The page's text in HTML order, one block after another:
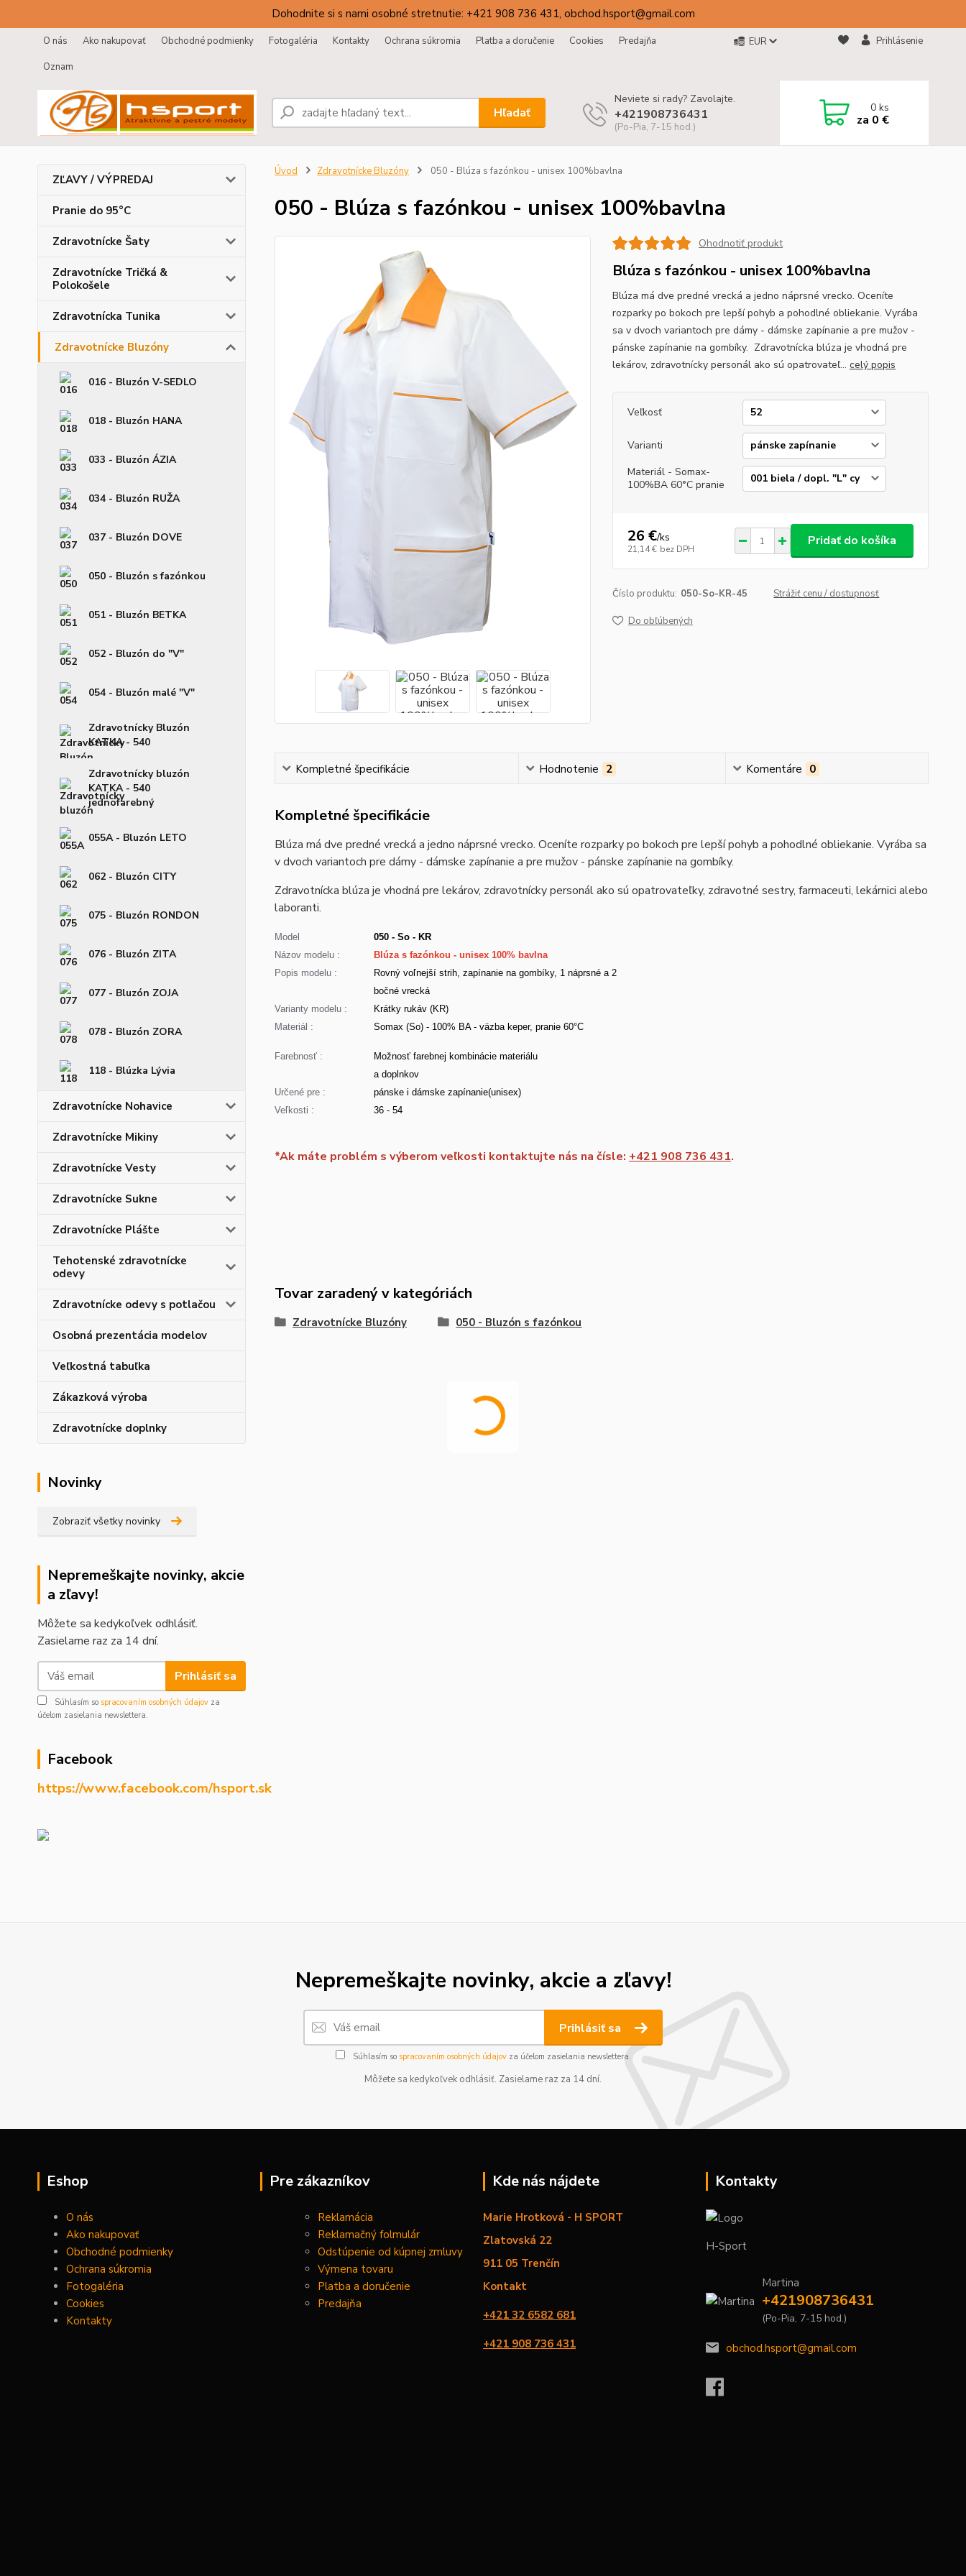
Dohodnite si s nami osobné stretnutie: +421 908 736 431, obchod.hsport@gmail.com
O nás Ako nakupovať Obchodné podmienky Fotogaléria Kontakty Ochrana súkromia Platba a doručenie Cookies
Predajňa
Oznam
EUR Prihlásenie
Hľadať
Neviete si rady? Zavolajte.
+421908736431
(Po-Pia, 7-15 hod.)
0ks
za 0 €
ZĽAVY / VÝPREDAJ
Pranie do 95°C
Zdravotnícke Šaty
Zdravotnícke Tričká &
Polokošele
Zdravotnícka Tunika
Zdravotnícke Bluzóny
016 - Bluzón V-SEDLO
018 - Bluzón HANA
033 - Bluzón ÁZIA
034 - Bluzón RUŽA
037 - Bluzón DOVE
050 - Bluzón s fazónkou
051 - Bluzón BETKA
052 - Bluzón do "V"
054 - Bluzón malé "V"
Zdravotnícky Bluzón
KATKA - 540
Zdravotnícky bluzón
KATKA - 540
jednofarebný
055A - Bluzón LETO
062 - Bluzón CITY
075 - Bluzón RONDON
076 - Bluzón ZITA
077 - Bluzón ZOJA
078 - Bluzón ZORA
118 - Blúzka Lývia
Zdravotnícke Nohavice
Zdravotnícke Mikiny
Zdravotnícke Vesty
Zdravotnícke Sukne
Zdravotnícke Plášte
Tehotenské zdravotnícke
odevy
Zdravotnícke odevy s potlačou
Osobná prezentácia modelov
Veľkostná tabuľka
Zákazková výroba
Zdravotnícke doplnky
Novinky
Zobraziť všetky novinky
Nepremeškajte novinky, akcie
a zľavy!
Môžete sa kedykoľvek odhlásiť.
Zasielame raz za 14 dní.
Prihlásiť sa
Súhlasím so spracovaním osobných údajov za
účelom zasielania newslettera.
Facebook
https://www.facebook.com/hsport.sk
Úvod Zdravotnícke Bluzóny 050 - Blúza s fazónkou - unisex 100%bavlna
050 - Blúza s fazónkou - unisex 100%bavlna
Ohodnotiť produkt
Blúza s fazónkou - unisex 100%bavlna
Blúza má dve predné vrecká a jedno náprsné vrecko. Oceníte
rozparky po bokoch pre lepší pohyb a pohodlné obliekanie. Vyrába
sa v dvoch variantoch pre dámy - dámske zapínanie a pre mužov -
pánske zapínanie na gombíky. Zdravotnícka blúza je vhodná pre
lekárov, zdravotnícky personál ako sú opatrovateľ... celý popis
Veľkosť
Varianti
Materiál - Somax-
100%BA 60°C pranie
26 €/ks
21,14 € bez DPH
Pridať do košíka
Číslo produktu: 050-So-KR-45 Strážiť cenu / dostupnosť
Do obľúbených
Kompletné špecifikácie Hodnotenie 2 Komentáre 0
Kompletné špecifikácie
Blúza má dve predné vrecká a jedno náprsné vrecko. Oceníte rozparky po bokoch pre lepší pohyb a pohodlné obliekanie. Vyrába sa
v dvoch variantoch pre dámy - dámske zapínanie a pre mužov - pánske zapínanie na gombíky.
Zdravotnícka blúza je vhodná pre lekárov, zdravotnícky personál ako sú opatrovateľky, zdravotné sestry, farmaceuti, lekárnici alebo
laboranti.
Model
050 - So - KR
Názov modelu :
Blúza s fazónkou - unisex 100% bavlna
Popis modelu :
Rovný voľnejší strih, zapínanie na gombíky, 1 náprsné a 2
bočné vrecká
Varianty modelu :
Krátky rukáv (KR)
Materiál :
Somax (So) - 100% BA - väzba keper, pranie 60°C
Farebnosť :
Možnosť farebnej kombinácie materiálu
a doplnkov
Určené pre :
pánske i dámske zapínanie(unisex)
Veľkosti :
36 - 54
*Ak máte problém s výberom veľkosti kontaktujte nás na čísle: +421 908 736 431.
Tovar zaradený v kategóriách
Zdravotnícke Bluzóny 050 - Bluzón s fazónkou
Nepremeškajte novinky, akcie a zľavy!
Prihlásiť sa
Súhlasím so spracovaním osobných údajovza účelom zasielania newslettera.
Môžete sa kedykoľvek odhlásiť. Zasielame raz za 14 dní.
Eshop
O nás
Ako nakupovať
Obchodné podmienky
Ochrana súkromia
Fotogaléria
Cookies
Kontakty
Pre zákazníkov
Reklamácia
Reklamačný folmulár
Odstúpenie od kúpnej zmluvy
Výmena tovaru
Platba a doručenie
Predajňa
Kde nás nájdete
Marie Hrotková - H SPORT
Zlatovská 22
911 05 Trenčín
Kontakt
+421 32 6582 681
+421 908 736 431
Kontakty
H-Sport
Martina
+421908736431
(Po-Pia, 7-15 hod.)
obchod.hsport@gmail.com